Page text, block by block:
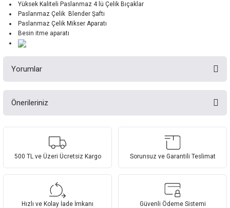
Yüksek Kaliteli Paslanmaz 4 lü Çelik Bıçaklar
Paslanmaz Çelik Blender Şaftı
Paslanmaz Çelik Mikser Aparatı
Besin itme aparatı
Yorumlar
Önerileriniz
Bu ürünün fiyat bilgisi, resim, ürün açıklamalarında ve diğer konularda
yetersiz gördüğünüz noktaları öneri formunu kullanarak tarafımıza
Görüş ve önerileriniz için teşekkür ederiz.
Ürün resmi kalitesiz, bozuk veya görüntülenemiyor.
Ürün açıklamasında eksik bilgiler bulunuyor.
500 TL ve Üzeri Ücretsiz Kargo Sorunsuz ve Garantili Teslimat
Hızlı ve Kolay İade İmkanı Güvenli Ödeme Sistemi